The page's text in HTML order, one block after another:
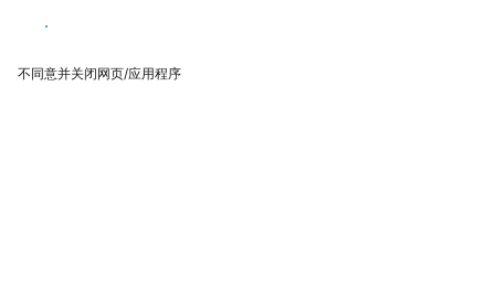
同意
不同意并关闭网页/应用程序